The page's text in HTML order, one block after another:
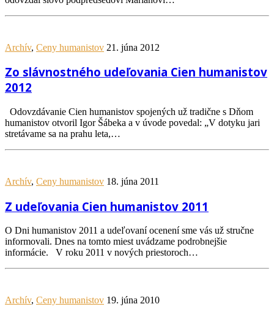
Archív, Ceny humanistov 21. júna 2012
Zo slávnostného udeľovania Cien humanistov
2012
Odovzdávanie Cien humanistov spojených už tradične s Dňom
humanistov otvoril Igor Šábeka a v úvode povedal: „V dotyku jari
stretávame sa na prahu leta,…
Archív, Ceny humanistov 18. júna 2011
Z udeľovania Cien humanistov 2011
O Dni humanistov 2011 a udeľovaní ocenení sme vás už stručne
informovali. Dnes na tomto miest uvádzame podrobnejšie
informácie. V roku 2011 v nových priestoroch…
Archív, Ceny humanistov 19. júna 2010